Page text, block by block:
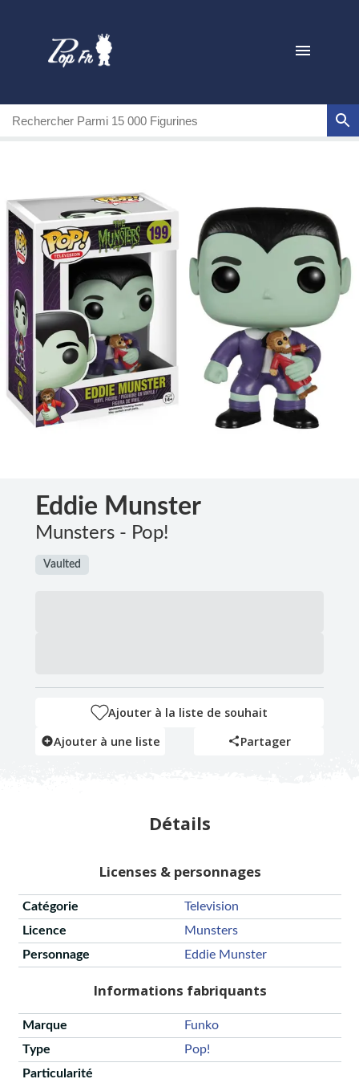
Eddie Munster
Munsters - Pop!
Vaulted
Ajouter à la liste de souhait
Ajouter à une liste
Partager
Détails
Licenses & personnages
Catégorie
Television
Licence
Munsters
Personnage
Eddie Munster
Informations fabriquants
Marque
Funko
Type
Pop!
Particularité